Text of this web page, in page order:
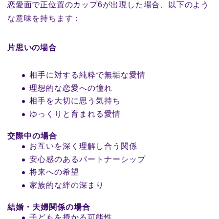
恋愛面で正位置のカップ6が出現した場合、以下のよう
な意味を持ちます：
片思いの場合
相手に対する純粋で無垢な愛情
理想的な恋愛への憧れ
相手を大切に思う気持ち
ゆっくりと育まれる愛情
交際中の場合
お互いを深く理解し合う関係
安心感のあるパートナーシップ
将来への希望
家族的な絆の深まり
結婚・夫婦関係の場合
子どもを授かる可能性